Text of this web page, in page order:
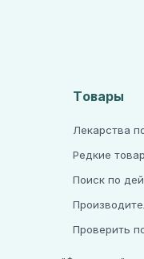
Товары
Лекарства
Редкие
Поиск по
Проверить